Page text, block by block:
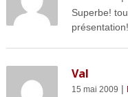
Superbe!
présentation!
Val
15 mai 2009 |